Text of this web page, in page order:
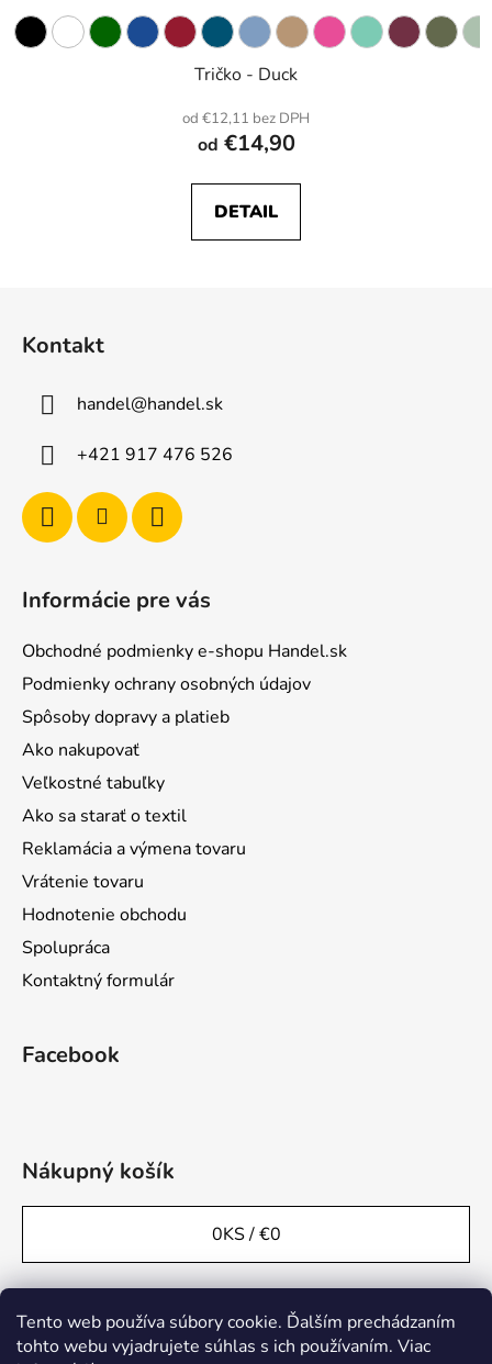
Tento web používa súbory cookie. Ďalším prechádzaním
tohto webu vyjadrujete súhlas s ich používaním. Viac
Tričko - Duck
od €12,11 bez DPH
od €14,90
DETAIL
Kontakt
handel@handel.sk
+421 917 476 526
Informácie pre vás
Obchodné podmienky e-shopu Handel.sk
Podmienky ochrany osobných údajov
Spôsoby dopravy a platieb
Ako nakupovať
Veľkostné tabuľky
Ako sa starať o textil
Reklamácia a výmena tovaru
Vrátenie tovaru
Hodnotenie obchodu
Spolupráca
Kontaktný formulár
Facebook
Nákupný košík
0KS /€0